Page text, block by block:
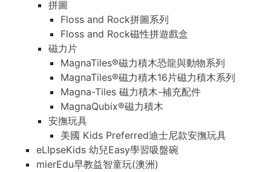
拼圖
Floss and Rock拼圖系列
Floss and Rock磁性拼遊戲盒
磁力片
MagnaTiles®磁力積木恐龍與動物系列
MagnaTiles®磁力積木16片磁力積木系列
Magna-Tiles 磁力積木-補充配件
MagnaQubix®磁力積木
安撫玩具
美國 Kids Preferred迪士尼款安撫玩具
eLIpseKids 幼兒Easy學習吸盤碗
mierEdu早教益智童玩(澳洲)